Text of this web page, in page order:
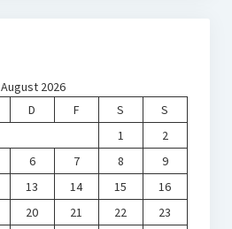
August 2026
D F S
S
1
2
6 7 8
9
13 14 15
16
20 21 22
23